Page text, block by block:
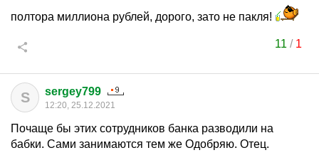
полтора миллиона рублей, дорого, зато не пакля!
11 / 1
S sergey799
12:20, 25.12.2021
Почаще бы этих сотрудников банка разводили на
бабки. Сами занимаются тем же Одобряю. Отец.